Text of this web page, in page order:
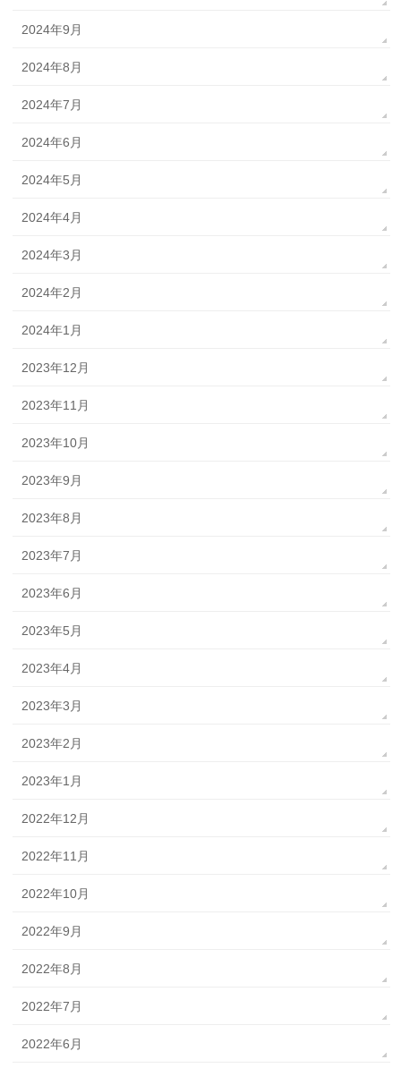
2024年9月
2024年8月
2024年7月
2024年6月
2024年5月
2024年4月
2024年3月
2024年2月
2024年1月
2023年12月
2023年11月
2023年10月
2023年9月
2023年8月
2023年7月
2023年6月
2023年5月
2023年4月
2023年3月
2023年2月
2023年1月
2022年12月
2022年11月
2022年10月
2022年9月
2022年8月
2022年7月
2022年6月